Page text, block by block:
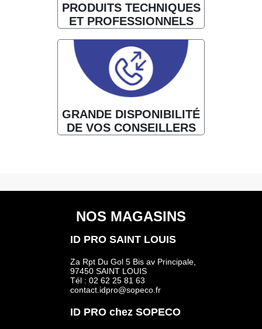
PRODUITS TECHNIQUES
ET PROFESSIONNELS
GRANDE DISPONIBILITÉ
DE VOS CONSEILLERS
NOS MAGASINS
ID PRO SAINT LOUIS
Za Rpt Du Gol 5 Bis av Principale,
97450 SAINT LOUIS
Tél : 02 62 25 81 63
contact.idpro@sopeco.fr
ID PRO chez SOPECO